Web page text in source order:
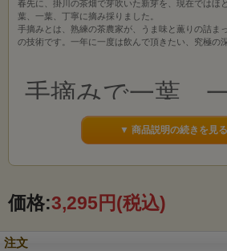
春先に、掛川の茶畑で芽吹いた新芽を、現在ではほ
葉、一葉、丁寧に摘み採りました。
手摘みとは、熟練の茶農家が、うま味と薫りの詰ま
の技術です。一年に一度は飲んで頂きたい、究極の
手摘みで一葉、
に摘み採りま
▼ 商品説明の続きを見
価格:3,295円(税込)
注文